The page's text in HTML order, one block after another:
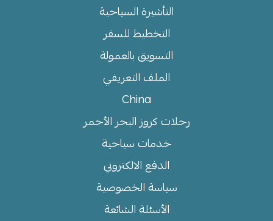
التأشيرة السياحية
التخطيط للسفر
التسويق بالعمولة
الملف التعريفي
China
رحلات كروز البحر الأحمر
خدمات سياحية
الدفع الالكتروني
سياسة الخصوصية
الأسئلة الشائعة